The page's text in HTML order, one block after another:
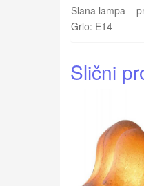
Slana lampa –
Grlo: E14
Slični